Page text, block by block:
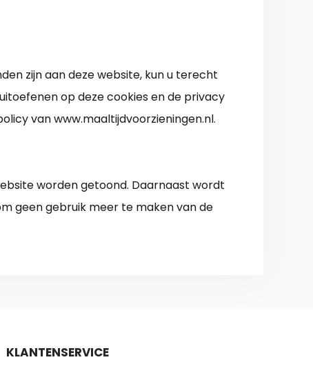
zijn aan deze website, kun u terecht
op deze cookies en de privacy
van www.maaltijdvoorzieningen.nl.
worden getoond. Daarnaast wordt
geen gebruik meer te maken van de
KLANTENSERVICE